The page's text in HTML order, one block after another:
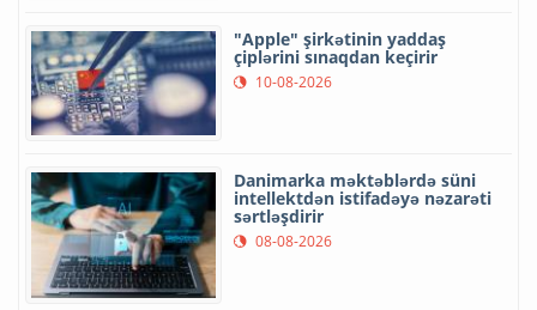
"Apple" şirkətinin yaddaş
çiplərini sınaqdan keçirir
10-08-2026
Danimarka məktəblərdə süni
intellektdən istifadəyə nəzarəti
sərtləşdirir
08-08-2026